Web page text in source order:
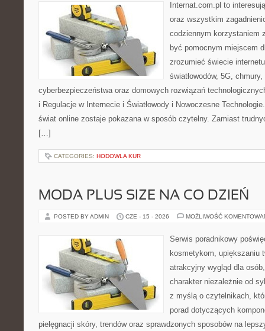
Internat.com.pl to
oraz wszystkim
codziennym korzystaniem
być pomocnym miejscem
zrozumieć świecie
światłowodów, 5G,
cyberbezpieczeństwa oraz domowych rozwiązań
i Regulacje w Internecie i Światłowody i Nowoczesne
świat online zostaje pokazana w sposób czytelny. Zamiast
[…]
CATEGORIES: HODOWLA KUR
MODA PLUS SIZE NA CO DZIEŃ
POSTED BY ADMIN CZE - 15 - 2026 MOŻLIWOŚĆ
Serwis poradnikowy
kosmetykom, upiększaniu
atrakcyjny wygląd dla
charakter niezależnie od
z myślą o czytelnikach,
porad dotyczących
pielęgnacji skóry, trendów oraz sprawdzonych sposobów na